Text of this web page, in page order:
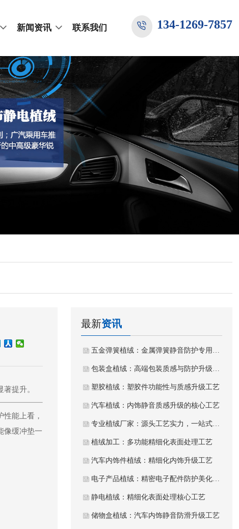
新闻资讯 联系我们 134-1269-7857
提升。
能上看，
像缓冲垫一
最新资讯
五金弹簧植绒：金属弹簧静音防护专用植绒工艺
包装盒植绒：高端包装质感与防护升级工艺
塑胶植绒：塑胶件功能性与质感升级工艺
汽车植绒：内饰静音质感升级的核心工艺
专业植绒厂家：源头工艺实力，一站式植绒加工服务
植绒加工：多功能精细化表面处理工艺
汽车内饰件植绒：精细化内饰升级工艺
电子产品植绒：精密电子配件防护美化工艺
静电植绒：精细化表面处理核心工艺
储物盒植绒：汽车内饰静音防滑升级工艺